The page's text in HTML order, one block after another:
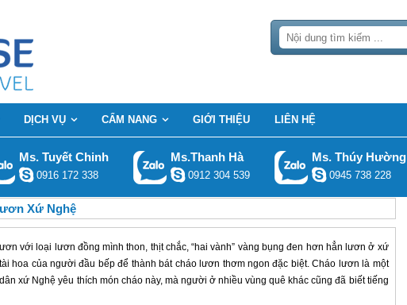
DỊCH VỤ CẨM NANG GIỚI THIỆU LIÊN HỆ
Ms. Tuyết Chinh
0916 172 338
Ms.Thanh Hà
0912 304 539
Ms. Thúy Hường
0945 738 228
Xứ Nghệ
với loại lươn đồng mình thon, thịt chắc, “hai vành” vàng bụng đen hơn hẳn lươn ở xứ
hoa của người đầu bếp để thành bát cháo lươn thơm ngon đặc biệt. Cháo lươn là một
xứ Nghệ yêu thích món cháo này, mà người ở nhiều vùng quê khác cũng đã biết tiếng